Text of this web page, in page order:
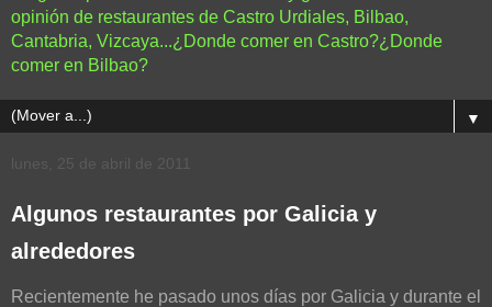
opinión de restaurantes de Castro Urdiales, Bilbao,
Cantabria, Vizcaya...¿Donde comer en Castro?¿Donde
comer en Bilbao?
▼
lunes, 25 de abril de 2011
Algunos restaurantes por Galicia y
alrededores
Recientemente he pasado unos días por Galicia y durante el